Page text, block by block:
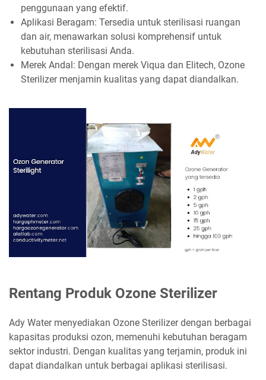
penggunaan yang efektif.
Aplikasi Beragam: Tersedia untuk sterilisasi ruangan
dan air, menawarkan solusi komprehensif untuk
kebutuhan sterilisasi Anda.
Merek Andal: Dengan merek Viqua dan Elitech, Ozone
Sterilizer menjamin kualitas yang dapat diandalkan.
Rentang Produk Ozone Sterilizer
Ady Water menyediakan Ozone Sterilizer dengan berbagai
kapasitas produksi ozon, memenuhi kebutuhan beragam
sektor industri. Dengan kualitas yang terjamin, produk ini
dapat diandalkan untuk berbagai aplikasi sterilisasi.